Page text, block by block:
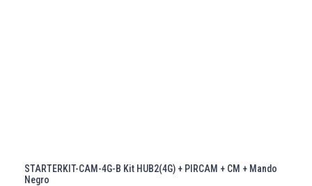
STARTERKIT-CAM-4G-B Kit HUB2(4G) + PIRCAM + CM + Mando
Negro